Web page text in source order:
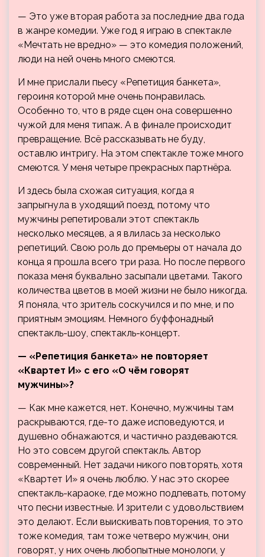
— Это уже вторая работа за последние два года
в жанре комедии. Уже год я играю в спектакле
«Мечтать не вредно» — это комедия положений,
люди на ней очень много смеются.
И мне прислали пьесу «Репетиция банкета»,
героиня которой мне очень понравилась.
Особенно то, что в ряде сцен она совершенно
чужой для меня типаж. А в финале происходит
превращение. Всё рассказывать не буду,
оставлю интригу. На этом спектакле тоже много
смеются. У меня четыре прекрасных партнёра.
И здесь была схожая ситуация, когда я
запрыгнула в уходящий поезд, потому что
мужчины репетировали этот спектакль
несколько месяцев, а я влилась за несколько
репетиций. Свою роль до премьеры от начала до
конца я прошла всего три раза. Но после первого
показа меня буквально засыпали цветами. Такого
количества цветов в моей жизни не было никогда.
Я поняла, что зритель соскучился и по мне, и по
приятным эмоциям. Немного буффонадный
спектакль-шоу, спектакль-концерт.
— «Репетиция банкета» не повторяет
«Квартет И» с его «О чём говорят
мужчины»?
— Как мне кажется, нет. Конечно, мужчины там
раскрываются, где-то даже исповедуются, и
душевно обнажаются, и частично раздеваются.
Но это совсем другой спектакль. Автор
современный. Нет задачи никого повторять, хотя
«Квартет И» я очень люблю. У нас это скорее
спектакль-караоке, где можно подпевать, потому
что песни известные. И зрители с удовольствием
это делают. Если выискивать повторения, то это
тоже комедия, там тоже четверо мужчин, они
говорят, у них очень любопытные монологи, у